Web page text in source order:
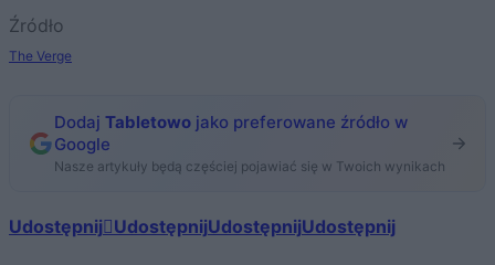
Źródło
The Verge
Dodaj Tabletowo jako preferowane źródło w
Google
Nasze artykuły będą częściej pojawiać się w Twoich wynikach
Udostępnij UdostępnijUdostępnijUdostępnij